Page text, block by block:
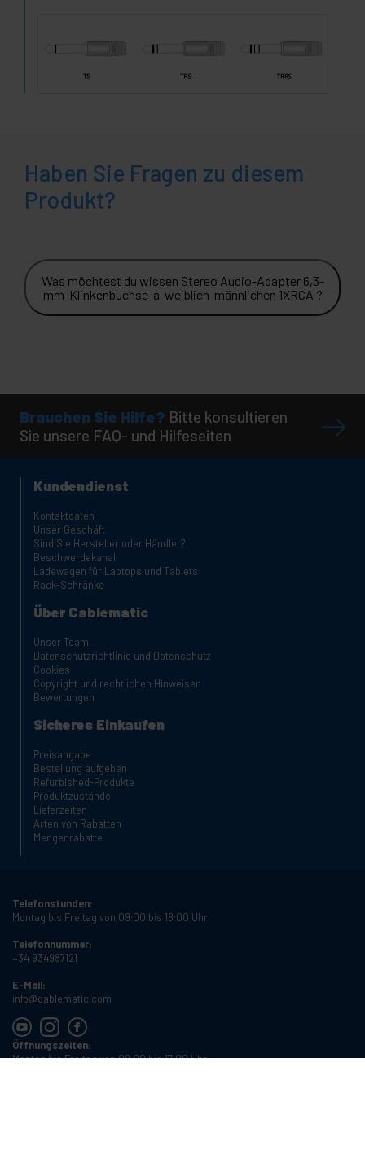
Haben Sie Fragen zu diesem
Produkt?
Was möchtest du wissen Stereo Audio-Adapter 6,3-
mm-Klinkenbuchse-a-weiblich-männlichen 1XRCA ?
Brauchen Sie Hilfe? Bitte konsultieren
Sie unsere FAQ- und Hilfeseiten
Kundendienst
Kontaktdaten
Unser Geschäft
Sind Sie Hersteller oder Händler?
Beschwerdekanal
Ladewagen für Laptops und Tablets
Rack-Schränke
Über Cablematic
Unser Team
Datenschutzrichtlinie und Datenschutz
Cookies
Copyright und rechtlichen Hinweisen
Bewertungen
Sicheres Einkaufen
Preisangabe
Bestellung aufgeben
Refurbished-Produkte
Produktzustände
Lieferzeiten
Arten von Rabatten
Mengenrabatte
Telefonstunden:
Montag bis Freitag von 09:00 bis 18:00 Uhr
Telefonnummer:
+34 934987121
E-Mail:
info@cablematic.com
Öffnungszeiten:
Montag bis Freitag von 08:00 bis 17:00 Uhr